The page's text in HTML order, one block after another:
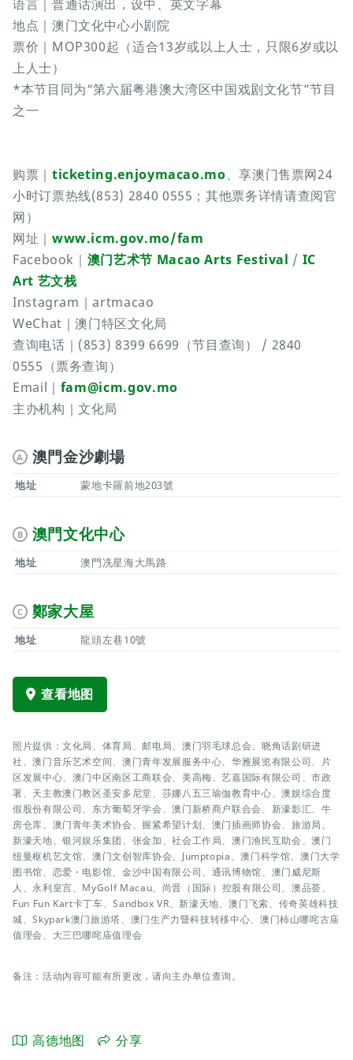
语言｜普通话演出，设中、英文字幕
地点｜澳门文化中心小剧院
票价｜MOP300起（适合13岁或以上人士，只限6岁或以
上人士）
*本节目同为“第六届粤港澳大湾区中国戏剧文化节”节目
之一
购票｜ ticketing.enjoymacao.mo、享澳门售票网24
小时订票热线(853) 2840 0555；其他票务详情请查阅官
网）
网址｜ www.icm.gov.mo/fam
Facebook｜ 澳门艺术节 Macao Arts Festival / IC
Art 艺文栈
Instagram｜artmacao
WeChat｜澳门特区文化局
查询电话｜(853) 8399 6699（节目查询） / 2840
0555（票务查询）
Email｜ fam@icm.gov.mo
主办机构｜文化局
A 澳門金沙劇場
地址 蒙地卡羅前地203號
B 澳門文化中心
地址 澳門冼星海大馬路
C 鄭家大屋
地址 龍頭左巷10號
查看地图
照片提供：文化局、体育局、邮电局、澳门羽毛球总会、晓角话剧研进
社、澳门音乐艺术空间、澳门青年发展服务中心、华雅展览有限公司、片
区发展中心、澳门中区南区工商联会、美高梅、艺嘉国际有限公司、市政
署、天主教澳门教区圣安多尼堂、莎娜八五三瑜伽教育中心、澳娱综合度
假股份有限公司、东方葡萄牙学会、澳门新桥商户联合会、新濠影汇、牛
房仓库、澳门青年美术协会、握紧希望计划、澳门插画师协会、旅游局、
新濠天地、银河娱乐集团、张金加、社会工作局、澳门渔民互助会、澳门
纽曼枢机艺文馆、澳门文创智库协会、Jumptopia、澳门科学馆、澳门大学
图书馆、恋爱・电影馆、金沙中国有限公司、通讯博物馆、澳门威尼斯
人、永利皇宫、MyGolf Macau、尚晋（国际）控股有限公司、澳品荟、
Fun Fun Kart卡丁车、Sandbox VR、新濠天地、澳门飞索、传奇英雄科技
城、Skypark澳门旅游塔、澳门生产力暨科技转移中心、澳门柿山哪咤古庙
值理会、大三巴哪咤庙值理会
备注：活动内容可能有所更改，请向主办单位查询。
高德地图 分享